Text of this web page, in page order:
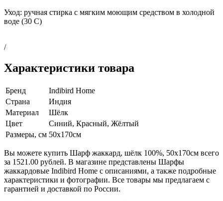
Уход: ручная стирка с мягким моющим средством в холодной
воде (30 C)
/
Характеристики товара
Бренд
Indibird Home
Страна
Индия
Материал
Шёлк
Цвет
Синий, Красный, Жёлтый
Размеры, см 50х170см
Вы можете купить Шарф жаккард, шёлк 100%, 50х170см всего
за 1521.00 рублей. В магазине представлены Шарфы
жаккардовые Indibird Home с описаниями, а также подробные
характеристики и фотографии. Все товары мы предлагаем с
гарантией и доставкой по России.